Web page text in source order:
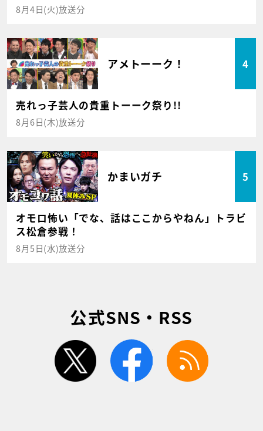
8月4日(火)放送分
アメトーーク！ 4
売れっ子芸人の貴重トーーク祭り!!
8月6日(木)放送分
かまいガチ 5
オモロ怖い「でな、話はここからやねん」トラビ
ス松倉参戦！
8月5日(水)放送分
公式SNS・RSS
twitter facebook